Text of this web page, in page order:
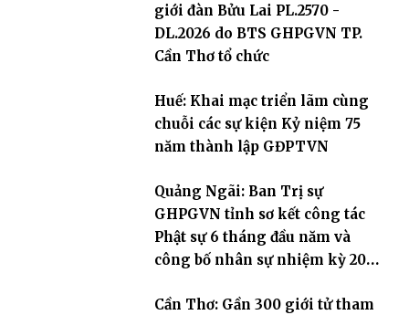
giới đàn Bửu Lai PL.2570 -
DL.2026 do BTS GHPGVN TP.
Cần Thơ tổ chức
Huế: Khai mạc triển lãm cùng
chuỗi các sự kiện Kỷ niệm 75
năm thành lập GĐPTVN
Quảng Ngãi: Ban Trị sự
GHPGVN tỉnh sơ kết công tác
Phật sự 6 tháng đầu năm và
công bố nhân sự nhiệm kỳ 2026
Cần Thơ: Gần 300 giới tử tham